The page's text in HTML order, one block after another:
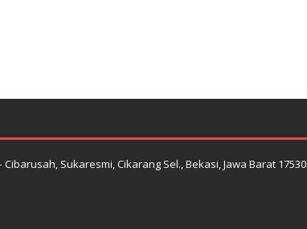
Cibarusah, Sukaresmi, Cikarang Sel., Bekasi, Jawa Barat 17530